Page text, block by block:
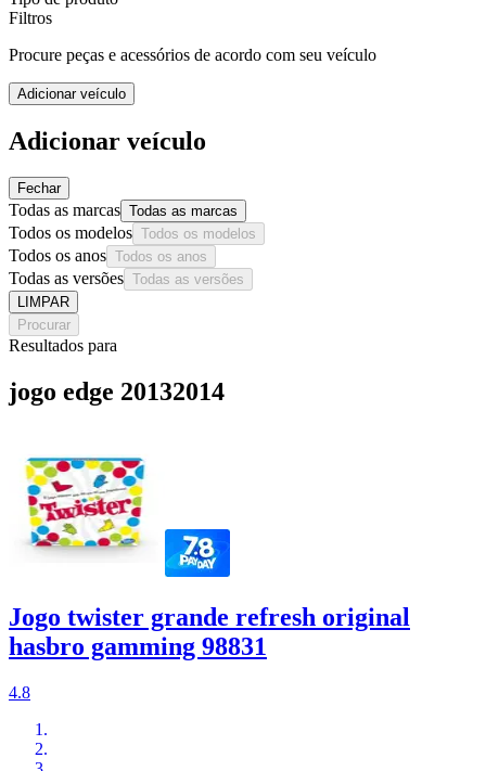
Filtros
Procure peças e acessórios de acordo com seu veículo
Adicionar veículo
Adicionar veículo
Fechar
Todas as marcas Todas as marcas
Todos os modelos Todos os modelos
Todos os anos Todos os anos
Todas as versões Todas as versões
LIMPAR
Procurar
Resultados para
jogo edge 20132014
Jogo twister grande refresh original
hasbro gamming 98831
4.8